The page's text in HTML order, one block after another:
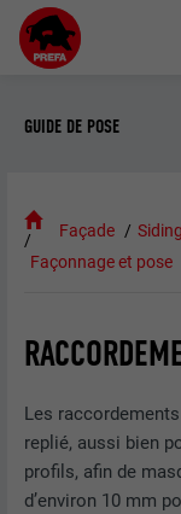
GUIDE DE POSE
Façade
Façonnage et pose
Les
replié, aussi bien
profils, afin de
d’environ 10 mm